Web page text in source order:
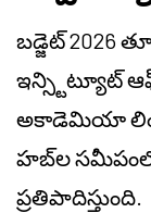
బడ్జెట్ 2026
ఇన్స్టిట్యూట్
అకాడెమియా
హబ్‌ల
ప్రతిపాదిస్తుంది.